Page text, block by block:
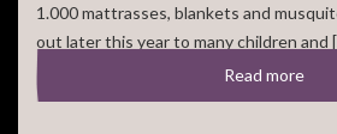
1.000 mattrasses, blankets and
out later this year to many children and
Read more